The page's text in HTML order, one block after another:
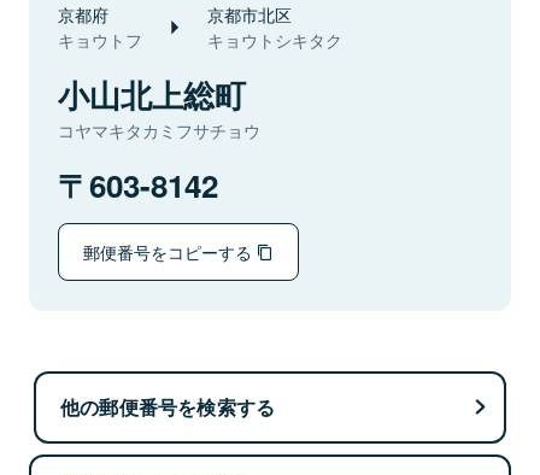
京都府
キョウトフ
京都市北区
キョウトシキタク
小山北上総町
コヤマキタカミフサチョウ
603-8142
郵便番号をコピーする
他の郵便番号を検索する